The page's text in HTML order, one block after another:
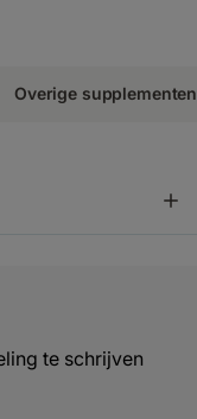
Overige supplementen
te schrijven